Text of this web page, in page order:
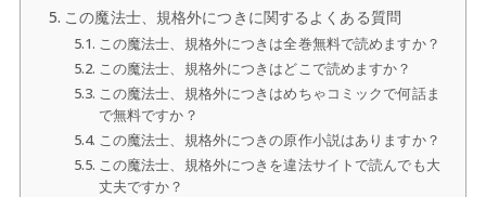
この魔法士、規格外につきに関するよくある質問
この魔法士、規格外につきは全巻無料で読めますか？
この魔法士、規格外につきはどこで読めますか？
この魔法士、規格外につきはめちゃコミックで何話ま
で無料ですか？
この魔法士、規格外につきの原作小説はありますか？
この魔法士、規格外につきを違法サイトで読んでも大
丈夫ですか？